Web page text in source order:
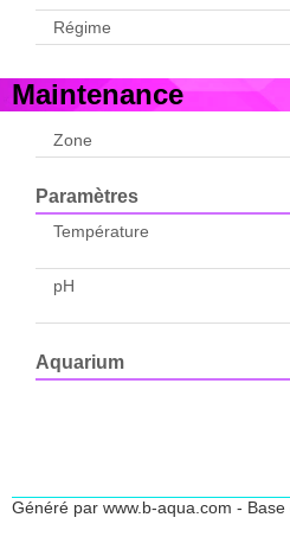
Régime
Maintenance
Zone
Paramètres
Température
pH
Aquarium
Généré par www.b-aqua.com -